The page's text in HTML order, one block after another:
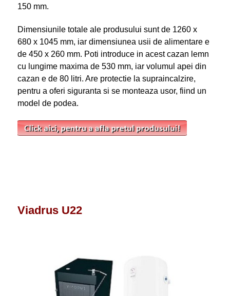
150 mm.
Dimensiunile totale ale produsului sunt de 1260 x
680 x 1045 mm, iar dimensiunea usii de alimentare e
de 450 x 260 mm. Poti introduce in acest cazan lemn
cu lungime maxima de 530 mm, iar volumul apei din
cazan e de 80 litri. Are protectie la supraincalzire,
pentru a oferi siguranta si se monteaza usor, fiind un
model de podea.
Viadrus U22